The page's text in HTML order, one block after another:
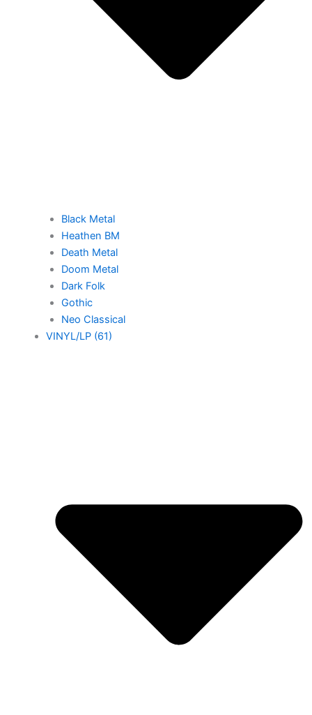
Black Metal
Heathen BM
Death Metal
Doom Metal
Dark Folk
Gothic
Neo Classical
VINYL/LP (61)